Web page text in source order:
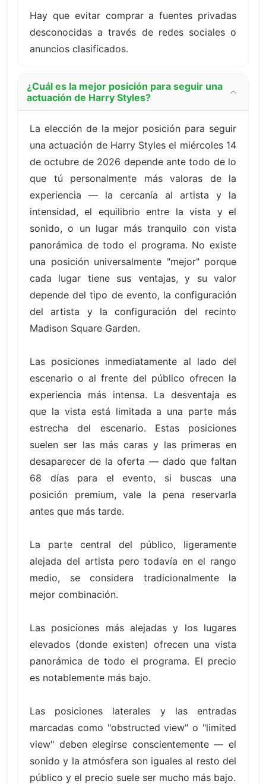
Hay que evitar comprar a fuentes privadas
desconocidas a través de redes sociales o
anuncios clasificados.
¿Cuál es la mejor posición para seguir una
actuación de Harry Styles?
La elección de la mejor posición para seguir
una actuación de Harry Styles el miércoles 14
de octubre de 2026 depende ante todo de lo
que tú personalmente más valoras de la
experiencia — la cercanía al artista y la
intensidad, el equilibrio entre la vista y el
sonido, o un lugar más tranquilo con vista
panorámica de todo el programa. No existe
una posición universalmente "mejor" porque
cada lugar tiene sus ventajas, y su valor
depende del tipo de evento, la configuración
del artista y la configuración del recinto
Madison Square Garden.
Las posiciones inmediatamente al lado del
escenario o al frente del público ofrecen la
experiencia más intensa. La desventaja es
que la vista está limitada a una parte más
estrecha del escenario. Estas posiciones
suelen ser las más caras y las primeras en
desaparecer de la oferta — dado que faltan
68 días para el evento, si buscas una
posición premium, vale la pena reservarla
antes que más tarde.
La parte central del público, ligeramente
alejada del artista pero todavía en el rango
medio, se considera tradicionalmente la
mejor combinación.
Las posiciones más alejadas y los lugares
elevados (donde existen) ofrecen una vista
panorámica de todo el programa. El precio
es notablemente más bajo.
Las posiciones laterales y las entradas
marcadas como "obstructed view" o "limited
view" deben elegirse conscientemente — el
sonido y la atmósfera son iguales al resto del
público y el precio suele ser mucho más bajo.